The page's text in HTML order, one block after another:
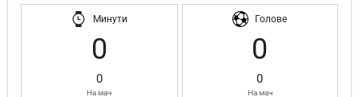
Минути
0
0
На мач
Голове
0
0
На мач